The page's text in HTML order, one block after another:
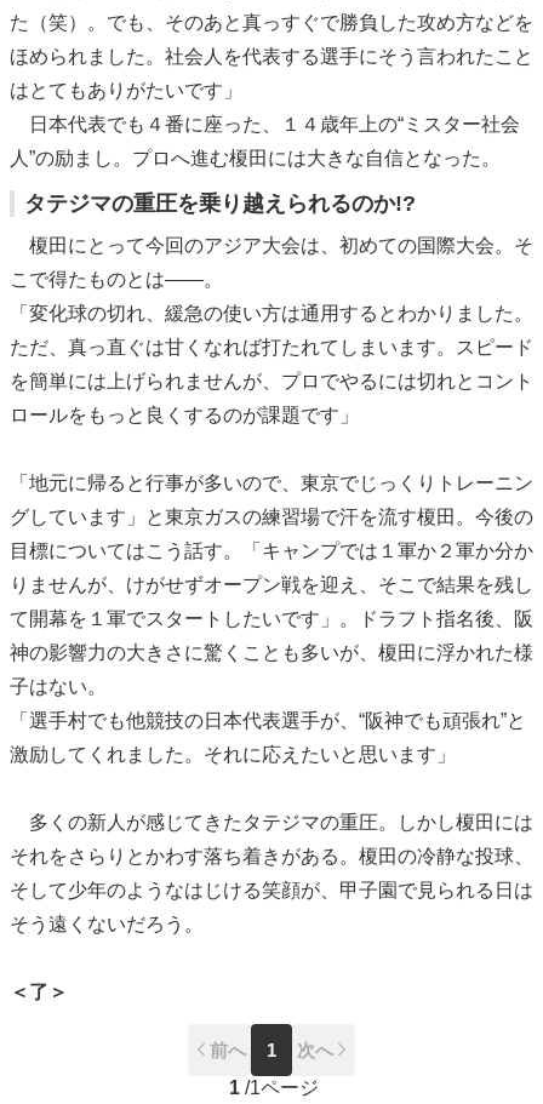
た（笑）。でも、そのあと真っすぐで勝負した攻め方などを
ほめられました。社会人を代表する選手にそう言われたこと
はとてもありがたいです」
日本代表でも４番に座った、１４歳年上の“ミスター社会
人”の励まし。プロへ進む榎田には大きな自信となった。
タテジマの重圧を乗り越えられるのか!?
榎田にとって今回のアジア大会は、初めての国際大会。そ
こで得たものとは――。
「変化球の切れ、緩急の使い方は通用するとわかりました。
ただ、真っ直ぐは甘くなれば打たれてしまいます。スピード
を簡単には上げられませんが、プロでやるには切れとコント
ロールをもっと良くするのが課題です」
「地元に帰ると行事が多いので、東京でじっくりトレーニン
グしています」と東京ガスの練習場で汗を流す榎田。今後の
目標についてはこう話す。「キャンプでは１軍か２軍か分か
りませんが、けがせずオープン戦を迎え、そこで結果を残し
て開幕を１軍でスタートしたいです」。ドラフト指名後、阪
神の影響力の大きさに驚くことも多いが、榎田に浮かれた様
子はない。
「選手村でも他競技の日本代表選手が、“阪神でも頑張れ”と
激励してくれました。それに応えたいと思います」
多くの新人が感じてきたタテジマの重圧。しかし榎田には
それをさらりとかわす落ち着きがある。榎田の冷静な投球、
そして少年のようなはじける笑顔が、甲子園で見られる日は
そう遠くないだろう。
＜了＞
前へ 1
次へ
1 /1ページ